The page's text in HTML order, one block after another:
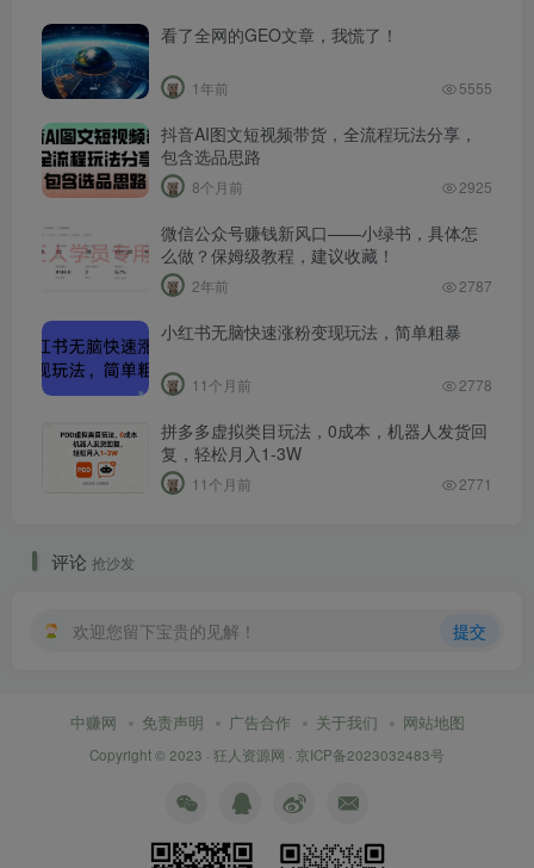
看了全网的GEO文章，我慌了！
1年前 5555
抖音AI图文短视频带货，全流程玩法分享，
包含选品思路
8个月前 2925
微信公众号赚钱新风口——小绿书，具体怎
么做？保姆级教程，建议收藏！
2年前 2787
小红书无脑快速涨粉变现玩法，简单粗暴
11个月前 2778
拼多多虚拟类目玩法，0成本，机器人发货回
复，轻松月入1-3W
11个月前 2771
评论 抢沙发
欢迎您留下宝贵的见解！ 提交
中赚网 免责声明 广告合作 关于我们 网站地图
Copyright © 2023 · 狂人资源网 · 京ICP备2023032483号